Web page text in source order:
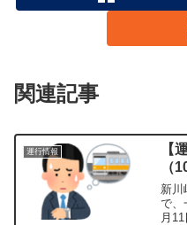
関連記事
運行情報
【
（
新川
で、
月